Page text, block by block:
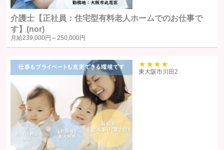
個人情報の第三者への提供
当社は、原則として、ユーザー本人の同意を得ずに個人情報を第三者に
提供しません。提供先・提供情報内容を特定したうえで、ユーザーの同
意を得た場合に限り提供します。
提供する個人情報の項目ユーザーから取得した情報（サービス利用
履歴ほか、閲覧・検索・ブックマーク等あらゆる行動履歴に該当す
る情報を含む）のうち、利用目的の達成に必要な範囲の情報項目と
します。
介護士【正社員：住宅型有料老人ホームでのお仕事で
す】(nor)
月給239,000円～250,000円
39
東大阪市川田2